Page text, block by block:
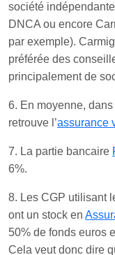
société
DNCA ou encore
par exemple).
préférée des
principalement de
6. En moyenne, dans
retrouve l’assurance
7. La partie bancaire
6%.
8. Les CGP utilisant
ont un stock en
50% de fonds euros
Cela veut donc dire